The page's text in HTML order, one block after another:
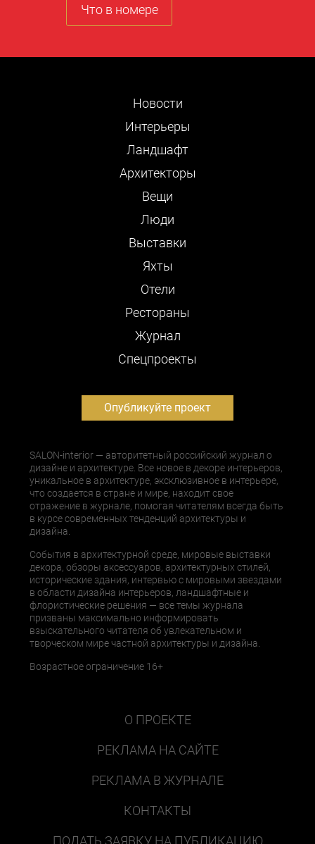
Что в номере
Новости
Интерьеры
Ландшафт
Архитекторы
Вещи
Люди
Выставки
Яхты
Отели
Рестораны
Журнал
Cпецпроекты
Опубликуйте проект
SALON-interior — авторитетный российский журнал о
дизайне и архитектуре. Все новое в декоре интерьеров,
уникальное в архитектуре, эксклюзивное в интерьере,
что создается в стране и мире, находит свое
отражение в журнале, помогая читателям всегда быть
в курсе современных тенденций архитектуры и
дизайна.
События в архитектурной среде, мировые выставки
декора, обзоры аксессуаров, архитектурных стилей,
исторические здания, интервью с мировыми звездами
в области дизайна интерьеров, ландшафтные и
флористические решения — все темы журнала
призваны максимально информировать
взыскательного читателя об увлекательном и
творческом мире частной архитектуры и дизайна.
Возрастное ограничение 16+
О ПРОЕКТЕ
РЕКЛАМА НА САЙТЕ
РЕКЛАМА В ЖУРНАЛЕ
КОНТАКТЫ
ПОДАТЬ ЗАЯВКУ НА ПУБЛИКАЦИЮ